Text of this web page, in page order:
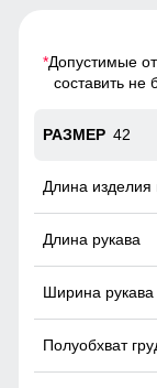
Благодаря
девушкам и
Элегантный
*Допустимые
составить
42